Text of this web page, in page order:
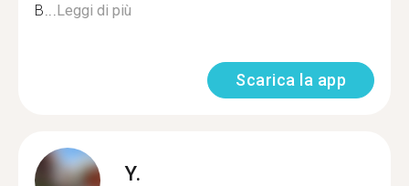
B... Leggi di più
Scarica la app
Y.